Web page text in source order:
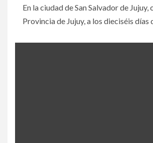
En la ciudad de San Salvador de Jujuy,
Provincia de Jujuy, a los dieciséis días